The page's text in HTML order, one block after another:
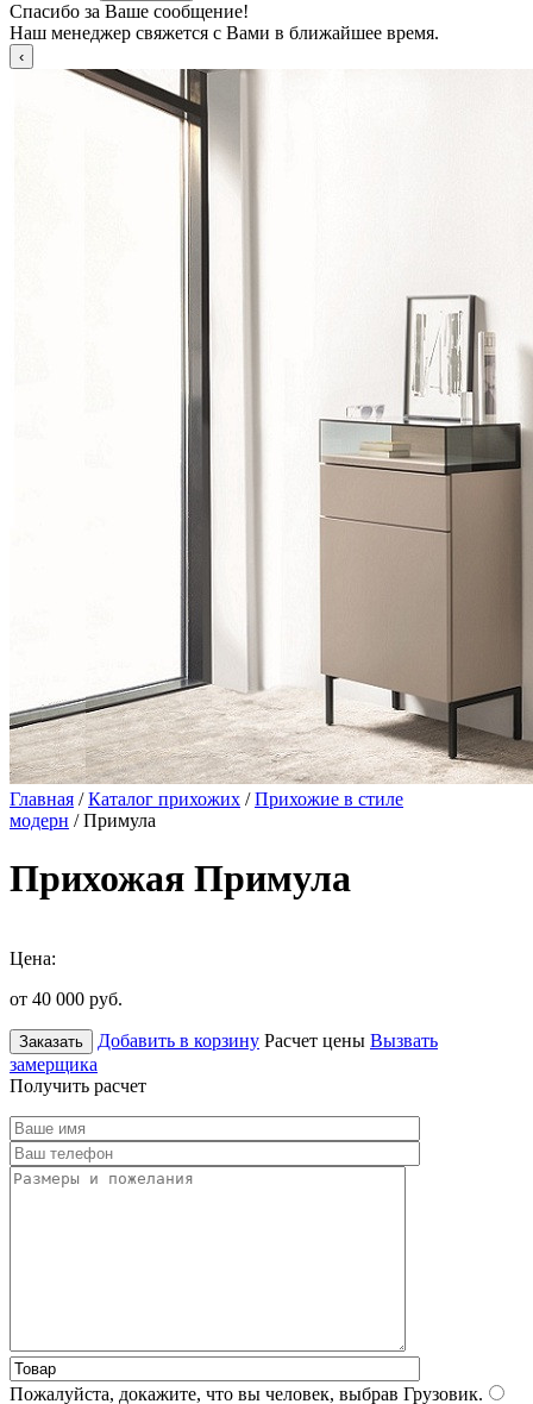
Спасибо за Ваше сообщение!
Наш менеджер свяжется с Вами в ближайшее время.
Главная /Каталог прихожих /Прихожие в стиле
модерн / Примула
Прихожая Примула
Цена:
от 40 000 руб.
Заказать Добавить в корзину Расчет цены Вызвать
замерщика
Получить расчет
Пожалуйста, докажите, что вы человек, выбрав Грузовик.